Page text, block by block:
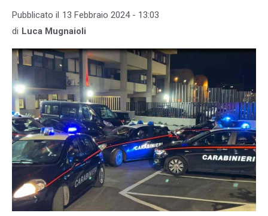
Pubblicato il 13 Febbraio 2024 - 13:03
di Luca Mugnaioli